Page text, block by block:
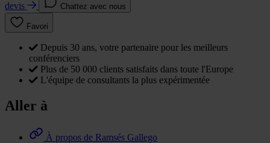
devis
Chattez avec nous
Favori
Depuis 30 ans, votre partenaire pour les meilleurs
conférenciers
Plus de 50 000 clients satisfaits dans toute l'Europe
L'équipe de consultants la plus expérimentée
Aller à
À propos de Ramsés Gallego